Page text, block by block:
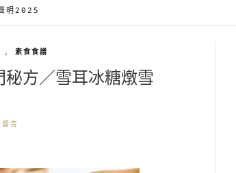
明2025
素食食譜
方／雪耳冰糖燉雪
留言